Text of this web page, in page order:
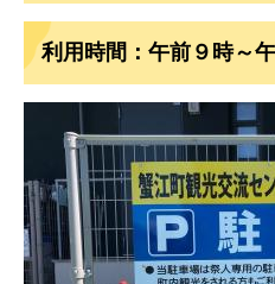
利用時間：午前９時～